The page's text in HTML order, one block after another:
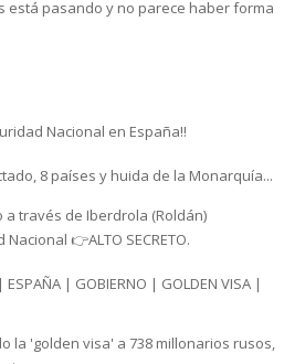
está pasando y no parece haber forma
Nacional en España‼️
8 países y huida de la Monarquía...
través de Iberdrola (Roldán)
👉ALTO SECRETO.
| GOBIERNO | GOLDEN VISA |
la 'golden visa' a 738 millonarios rusos,